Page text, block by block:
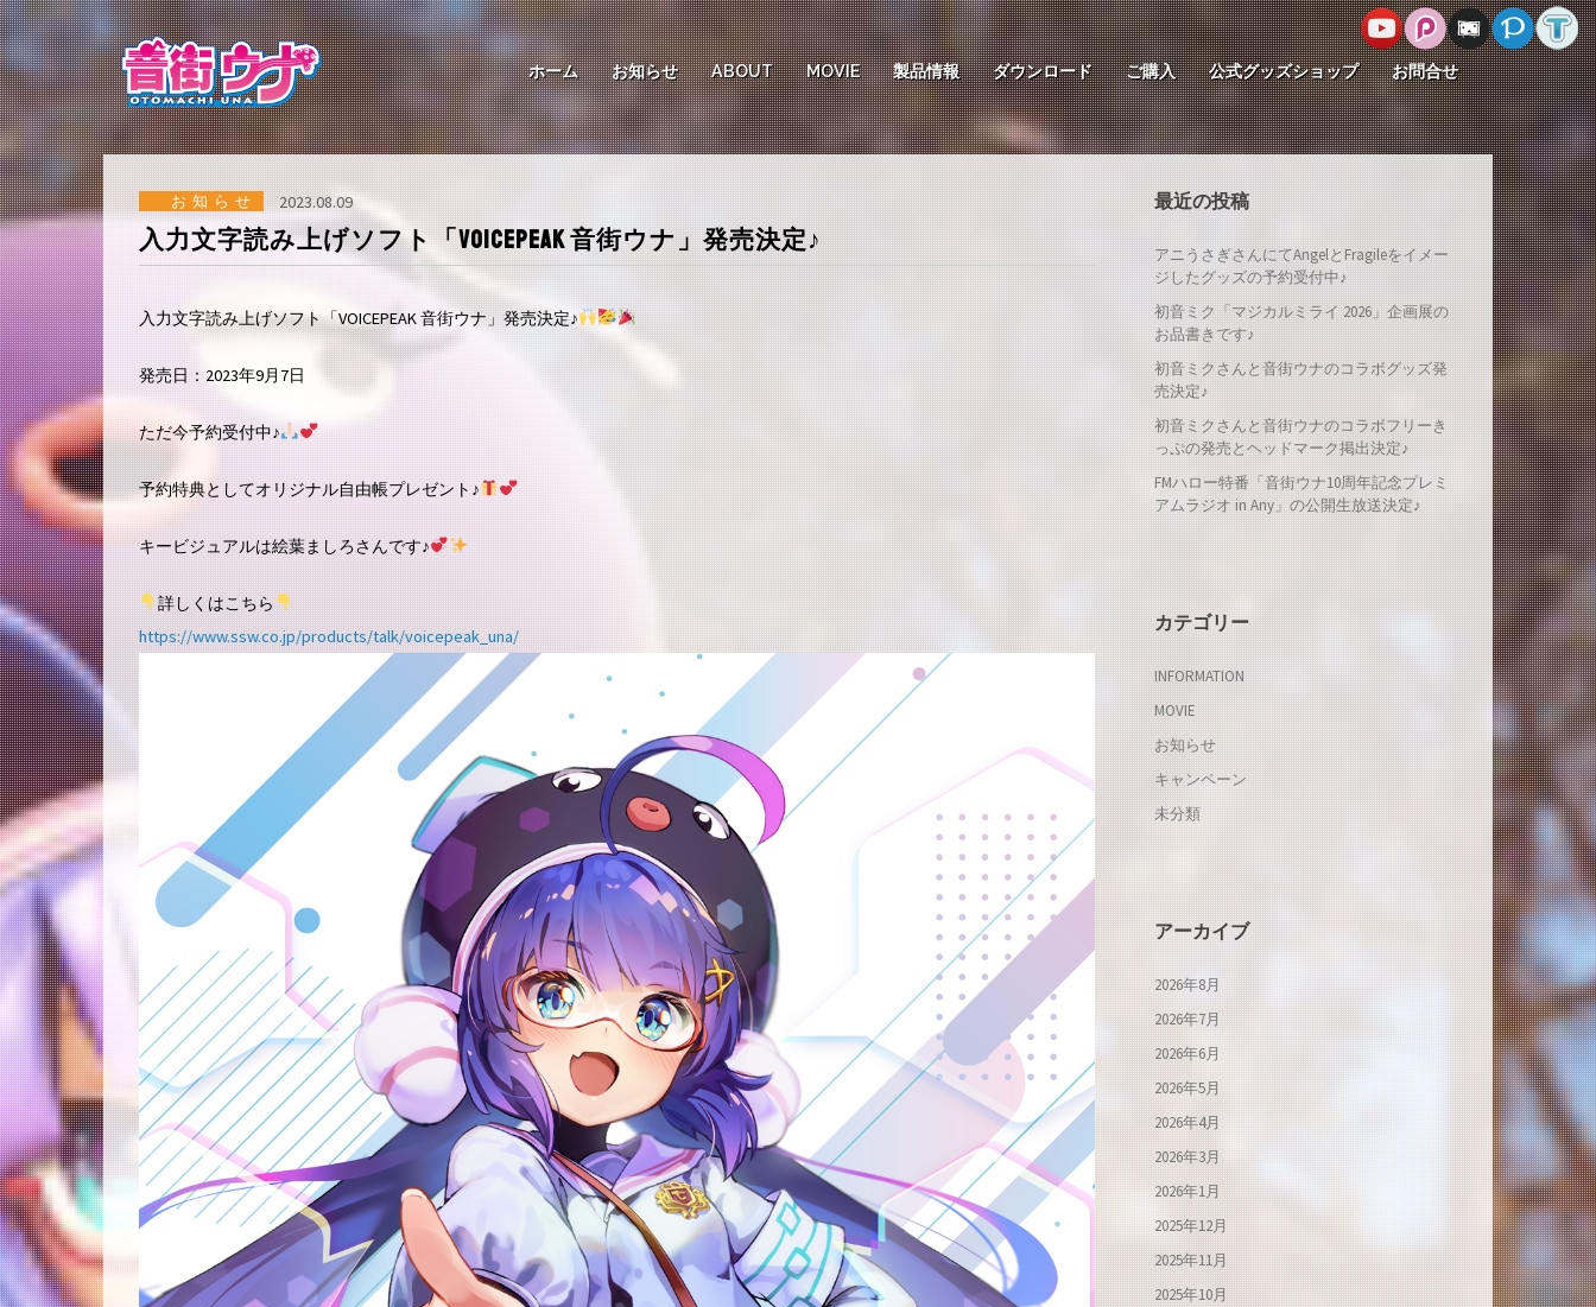
コ
ン
テ
ン
ツ
へ
ス
キ
ッ
プ
ホーム お知らせ ABOUT MOVIE 製品情報 ダウンロード ご購入 公式グッズショップ お問合せ
お知らせ 2023.08.09
入力文字読み上げソフト「VOICEPEAK 音街ウナ」発売決定♪
入力文字読み上げソフト「VOICEPEAK 音街ウナ」発売決定♪
発売日：2023年9月7日
ただ今予約受付中♪
予約特典としてオリジナル自由帳プレゼント♪
キービジュアルは絵葉ましろさんです♪
詳しくはこちら
https://www.ssw.co.jp/products/talk/voicepeak_una/
最近の投稿
アニうさぎさんにてAngelとFragileをイメー
ジしたグッズの予約受付中♪
初音ミク「マジカルミライ 2026」企画展の
お品書きです♪
初音ミクさんと音街ウナのコラボグッズ発
売決定♪
初音ミクさんと音街ウナのコラボフリーき
っぷの発売とヘッドマーク掲出決定♪
FMハロー特番「音街ウナ10周年記念プレミ
アムラジオ in Any」の公開生放送決定♪
カテゴリー
INFORMATION
MOVIE
お知らせ
キャンペーン
未分類
アーカイブ
2026年8月
2026年7月
2026年6月
2026年5月
2026年4月
2026年3月
2026年1月
2025年12月
2025年11月
2025年10月